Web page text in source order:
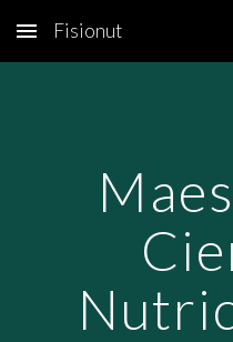
Skip to main content
Fisionut